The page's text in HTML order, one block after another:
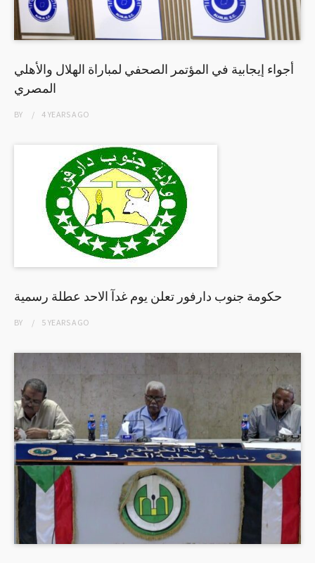
أجواء إيجابية في المؤتمر الصحفي لمباراة الهلال والأهلي
المصري
BY 4 YEARSAGO
حكومة جنوب دارفور تعلن يوم غدآ الاحد عطلة رسمية
BY 5 YEARSAGO